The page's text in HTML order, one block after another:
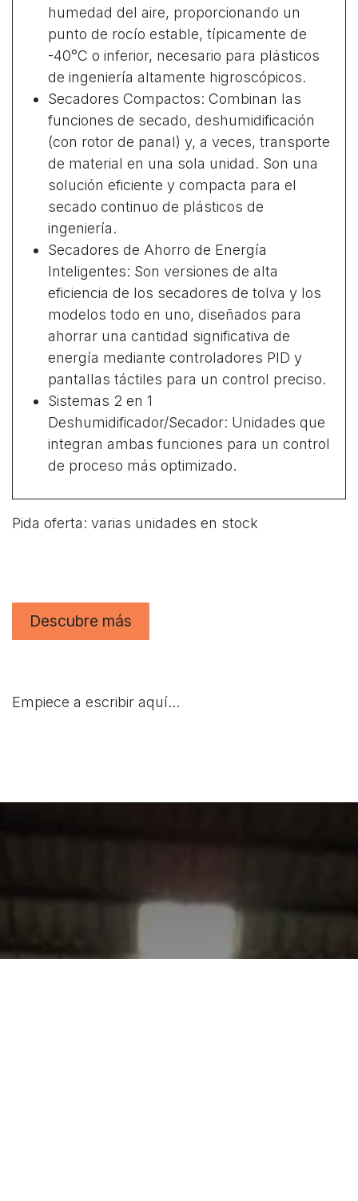
humedad del aire, proporcionando un
punto de rocío estable, típicamente de
-40°C o inferior, necesario para plásticos
de ingeniería altamente higroscópicos.
Secadores Compactos: Combinan las
funciones de secado, deshumidificación
(con rotor de panal) y, a veces, transporte
de material en una sola unidad. Son una
solución eficiente y compacta para el
secado continuo de plásticos de
ingeniería.
Secadores de Ahorro de Energía
Inteligentes: Son versiones de alta
eficiencia de los secadores de tolva y los
modelos todo en uno, diseñados para
ahorrar una cantidad significativa de
energía mediante controladores PID y
pantallas táctiles para un control preciso.
Sistemas 2 en 1
Deshumidificador/Secador: Unidades que
integran ambas funciones para un control
de proceso más optimizado.
Pida oferta: varias unidades en stock
Descubre más
Empiece a escribir aquí...